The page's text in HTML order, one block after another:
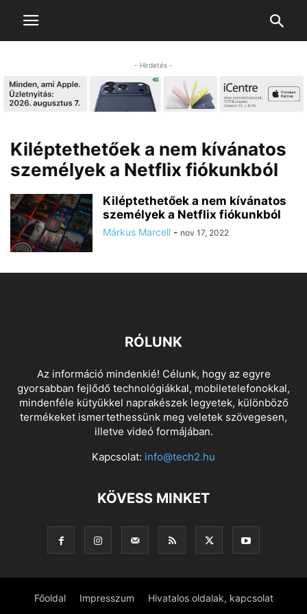
- Hirdetés -
Kiléptethetőek a nem kívánatos
személyek a Netflix fiókunkból
Kiléptethetőek a nem kívánatos
személyek a Netflix fiókunkból
Márkus Marcell - nov 17, 2022
RÓLUNK
Az információ mindenkié! Célunk, hogy az egyre
gyorsabban fejlődő technológiákkal, mobiletelefonokkal,
mindenféle kütyükkel naprakészek legyetek, különböző
termékeket ismertethessünk meg veletek szövegesen,
illetve videó formájában.
Kapcsolat: info@tech2.hu
KÖVESS MINKET
Főoldal Impresszum Hivatalos oldalak, kapcsolat